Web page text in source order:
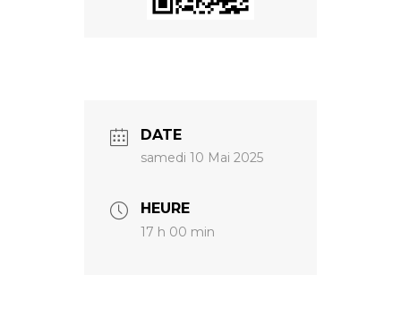
DATE
samedi 10 Mai 2025
HEURE
17 h 00 min